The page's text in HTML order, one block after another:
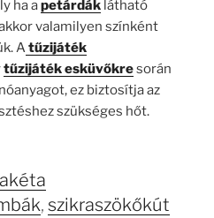
ha apetárdák látható
valamilyen színként
Atűzijáték
tűzijáték esküvőkresorán
ez biztosítja az
szükséges hőt.
, szikraszökőkút